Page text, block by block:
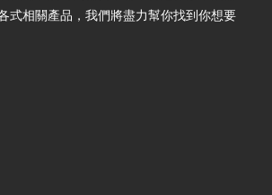
式相關產品，我們將盡力幫你找到你想要